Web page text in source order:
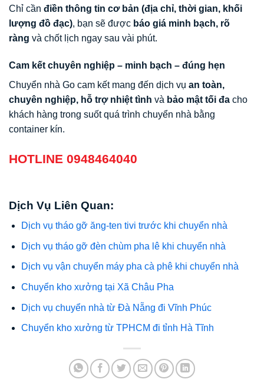
Chỉ cần điền thông tin cơ bản (địa chỉ, thời gian, khối
lượng đồ đạc), bạn sẽ được báo giá minh bạch, rõ
ràng và chốt lịch ngay sau vài phút.
Cam kết chuyên nghiệp – minh bạch – đúng hẹn
Chuyển nhà Go cam kết mang đến dịch vụ an toàn,
chuyên nghiệp, hỗ trợ nhiệt tình và bảo mật tối đa cho
khách hàng trong suốt quá trình chuyển nhà bằng
container kín.
HOTLINE 0948464040
Dịch Vụ Liên Quan:
Dịch vụ tháo gỡ ăng-ten tivi trước khi chuyển nhà
Dịch vụ tháo gỡ đèn chùm pha lê khi chuyển nhà
Dịch vụ vận chuyển máy pha cà phê khi chuyển nhà
Chuyển kho xưởng tại Xã Châu Pha
Dịch vụ chuyển nhà từ Đà Nẵng đi Vĩnh Phúc
Chuyển kho xưởng từ TPHCM đi tỉnh Hà Tĩnh